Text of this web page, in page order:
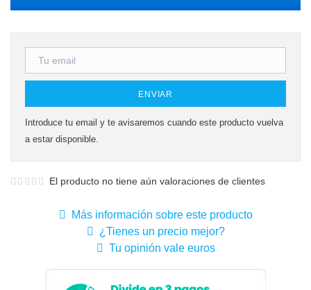
ENVIAR
Introduce tu email y te avisaremos cuando este producto vuelva
a estar disponible.
El producto no tiene aún valoraciones de clientes
Más información sobre este producto
¿Tienes un precio mejor?
Tu opinión vale euros